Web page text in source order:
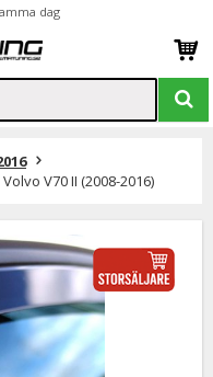
dag
V70 II (2008-2016)